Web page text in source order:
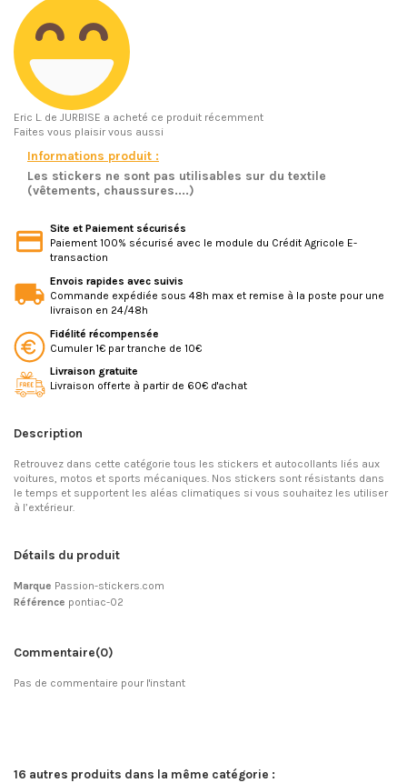
Eric L. de JURBISE a acheté ce produit récemment
Faites vous plaisir vous aussi
Informations produit :
Les stickers ne sont pas utilisables sur du textile
(vêtements, chaussures....)
Site et Paiement sécurisés
Paiement 100% sécurisé avec le module du Crédit Agricole E-
transaction
Envois rapides avec suivis
Commande expédiée sous 48h max et remise à la poste pour une
livraison en 24/48h
Fidélité récompensée
Cumuler 1€ par tranche de 10€
Livraison gratuite
Livraison offerte à partir de 60€ d'achat
Description
Retrouvez dans cette catégorie tous les stickers et autocollants liés aux
voitures, motos et sports mécaniques. Nos stickers sont résistants dans
le temps et supportent les aléas climatiques si vous souhaitez les utiliser
à l’extérieur.
Détails du produit
Marque Passion-stickers.com
Référence pontiac-02
Commentaire(0)
Pas de commentaire pour l'instant
16 autres produits dans la même catégorie :